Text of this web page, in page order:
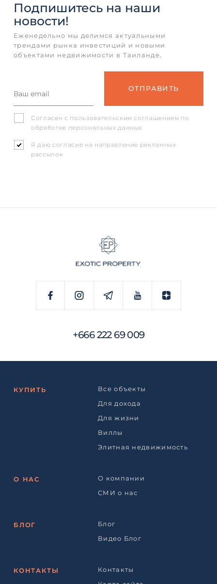
Подпишитесь на наши
новости!
Еженедельно мы делимся актуальными
трендами рынка инвестиций и новыми
объектами недвижимости в Таиланде.
Согласен с пользовательским соглашением по
обработке персональных данных
Я даю согласие на направление рекламных
рассылок
+666 222 69 009
КУПИТЬ
Все объекты
Для дохода
Для жизни
Виллы
Элитная недвижимость
О НАС
О компании
СМИ о нас
БЛОГ
Блог
Видео Блог
КОНТАКТЫ
Контакты